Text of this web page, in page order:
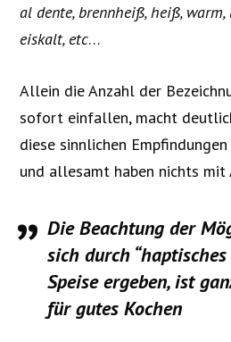
al dente, brennheiß, heiß,
eiskalt, etc…
Allein die Anzahl der
sofort einfallen, macht
diese sinnlichen
und allesamt haben nichts mit
Die Beachtung der
sich durch
Speise ergeben, ist
für gutes Kochen